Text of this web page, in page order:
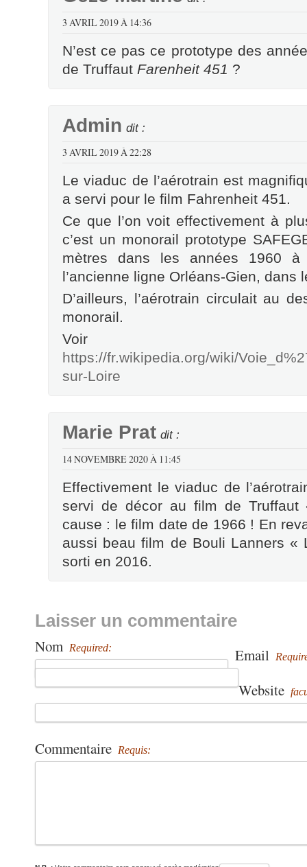
3 AVRIL 2019 À 14:36
N’est ce pas ce prototype des
de Truffaut Farenheit 451 ?
Admin dit :
3 AVRIL 2019 À 22:28
Le viaduc de l’aérotrain est
a servi pour le film Fahrenheit 451.
Ce que l’on voit effectivement à
c’est un monorail prototype
mètres dans les années 1960 à
l’ancienne ligne Orléans-Gien, dans
D’ailleurs, l’aérotrain circulait au
monorail.
Voir
https://fr.wikipedia.org/wiki/
sur-Loire
Marie Prat dit :
14 NOVEMBRE 2020 À 11:45
Effectivement le viaduc de
servi de décor au film de
cause : le film date de 1966 ! En
aussi beau film de Bouli Lanners «
sorti en 2016.
Laisser un commentaire
Nom Required: Email
Website
Commentaire Requis: